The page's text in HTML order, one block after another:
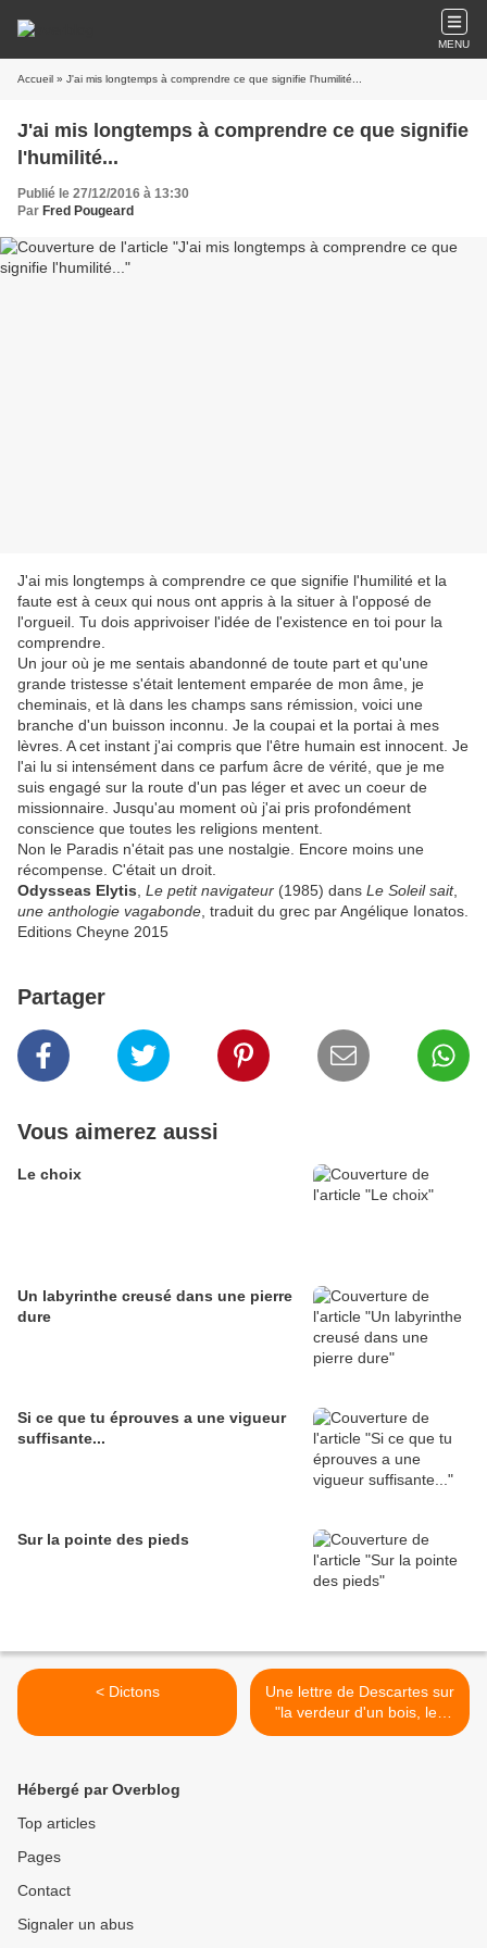
MENU
Accueil » J'ai mis longtemps à comprendre ce que signifie l'humilité...
J'ai mis longtemps à comprendre ce que signifie
l'humilité...
Publié le 27/12/2016 à 13:30
Par Fred Pougeard
J'ai mis longtemps à comprendre ce que signifie l'humilité et la
faute est à ceux qui nous ont appris à la situer à l'opposé de
l'orgueil. Tu dois apprivoiser l'idée de l'existence en toi pour la
comprendre.
Un jour où je me sentais abandonné de toute part et qu'une
grande tristesse s'était lentement emparée de mon âme, je
cheminais, et là dans les champs sans rémission, voici une
branche d'un buisson inconnu. Je la coupai et la portai à mes
lèvres. A cet instant j'ai compris que l'être humain est innocent. Je
l'ai lu si intensément dans ce parfum âcre de vérité, que je me
suis engagé sur la route d'un pas léger et avec un coeur de
missionnaire. Jusqu'au moment où j'ai pris profondément
conscience que toutes les religions mentent.
Non le Paradis n'était pas une nostalgie. Encore moins une
récompense. C'était un droit.
Odysseas Elytis Le petit navigateur (1985) dans Le Soleil sait,
une anthologie vagabonde , traduit du grec par Angélique Ionatos.
Editions Cheyne 2015
Partager
Vous aimerez aussi
Le choix
Un labyrinthe creusé dans une pierre
dure
Si ce que tu éprouves a une vigueur
suffisante...
Sur la pointe des pieds
< Dictons
Une lettre de Descartes sur
"la verdeur d'un bois, les
couleurs d'une fleur, le vol
Hébergé par Overblog
Top articles
Pages
Contact
Signaler un abus